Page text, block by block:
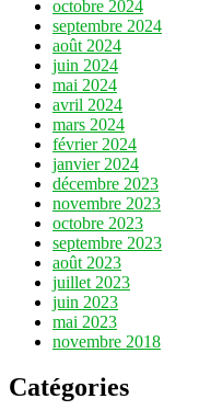
octobre 2024
septembre 2024
août 2024
juin 2024
mai 2024
avril 2024
mars 2024
février 2024
janvier 2024
décembre 2023
novembre 2023
octobre 2023
septembre 2023
août 2023
juillet 2023
juin 2023
mai 2023
novembre 2018
Catégories